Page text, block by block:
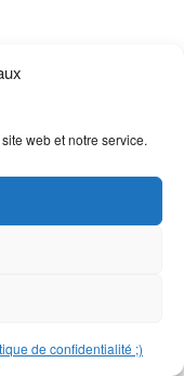
web et notre service.
de confidentialité ;)